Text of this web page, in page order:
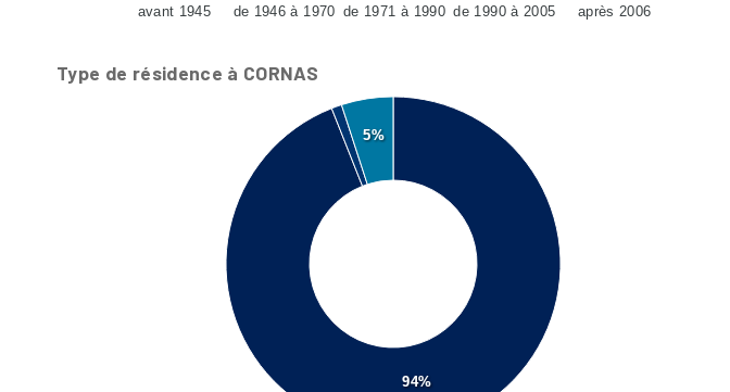
avant 1945
de 1946 à 1970 de 1971 à 1990 de 1990 à 2005 après 2006
Type de résidence à CORNAS
94%
5%